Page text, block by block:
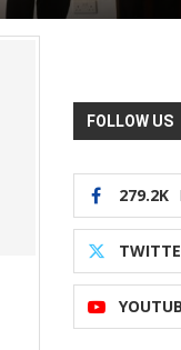
FOLLOW US
279.2K